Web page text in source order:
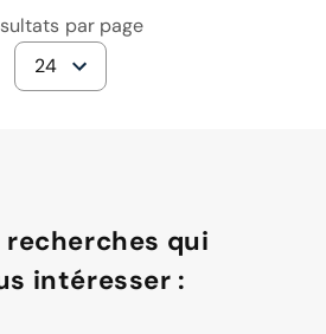
par page
24
recherches qui
intéresser :